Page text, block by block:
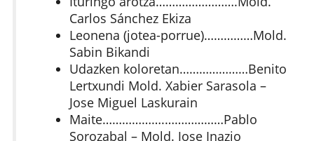
Carlos Sánchez Ekiza
Leonena (jotea-porrue)……………Mold.
Sabin Bikandi
Udazken koloretan…………………Benito
Lertxundi Mold. Xabier Sarasola –
Jose Miguel Laskurain
Maite……………….………………Pablo
Sorozabal – Mold. Jose Inazio